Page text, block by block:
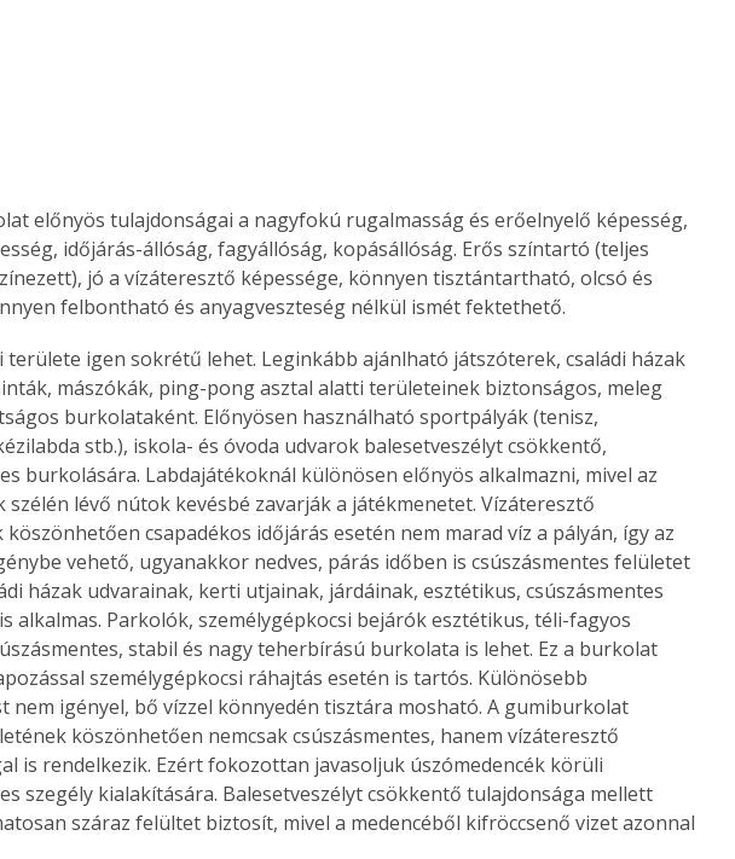
előnyös tulajdonságai a nagyfokú rugalmasság és erőelnyelő képesség,
időjárás-állóság, fagyállóság, kopásállóság. Erős színtartó (teljes
jó a vízáteresztő képessége, könnyen tisztántartható, olcsó és
felbontható és anyagveszteség nélkül ismét fektethető.
területe igen sokrétű lehet. Leginkább ajánlható játszóterek, családi házak
mászókák, ping-pong asztal alatti területeinek biztonságos, meleg
burkolataként. Előnyösen használható sportpályák (tenisz,
stb.), iskola- és óvoda udvarok balesetveszélyt csökkentő,
burkolására. Labdajátékoknál különösen előnyös alkalmazni, mivel az
szélén lévő nútok kevésbé zavarják a játékmenetet. Vízáteresztő
köszönhetően csapadékos időjárás esetén nem marad víz a pályán, így az
vehető, ugyanakkor nedves, párás időben is csúszásmentes felületet
házak udvarainak, kerti utjainak, járdáinak, esztétikus, csúszásmentes
alkalmas. Parkolók, személygépkocsi bejárók esztétikus, téli-fagyos
stabil és nagy teherbírású burkolata is lehet. Ez a burkolat
személygépkocsi ráhajtás esetén is tartós. Különösebb
nem igényel, bő vízzel könnyedén tisztára mosható. A gumiburkolat
köszönhetően nemcsak csúszásmentes, hanem vízáteresztő
is rendelkezik. Ezért fokozottan javasoljuk úszómedencék körüli
szegély kialakítására. Balesetveszélyt csökkentő tulajdonsága mellett
száraz felültet biztosít, mivel a medencéből kifröccsenő vizet azonnal